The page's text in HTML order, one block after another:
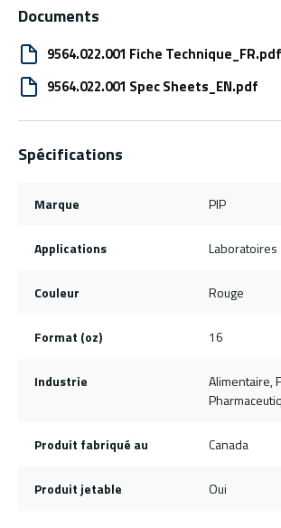
Documents
9564.022.001 Fiche Technique_FR.pdf
9564.022.001 Spec Sheets_EN.pdf
Spécifications
Marque PIP
Applications Laboratoires
Couleur Rouge
Format (oz) 16
Industrie
Alimentaire,
Produit fabriqué au Canada
Produit jetable Oui